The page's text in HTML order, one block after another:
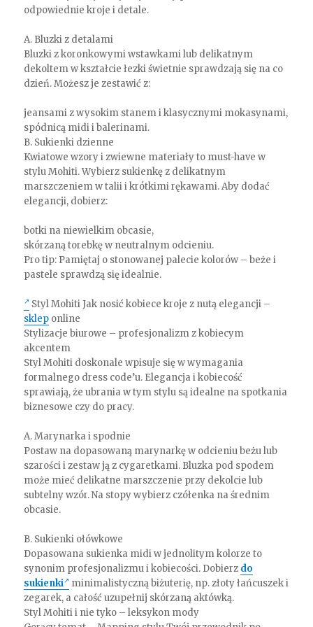
odpowiednie kroje i detale.
A. Bluzki z detalami
Bluzki z koronkowymi wstawkami lub delikatnym
dekoltem w kształcie łezki świetnie sprawdzają się na co
dzień. Możesz je zestawić z:
jeansami z wysokim stanem i klasycznymi mokasynami,
spódnicą midi i balerinami.
B. Sukienki dzienne
Kwiatowe wzory i zwiewne materiały to must-have w
stylu Mohiti. Wybierz sukienkę z delikatnym
marszczeniem w talii i krótkimi rękawami. Aby dodać
elegancji, dobierz:
botki na niewielkim obcasie,
skórzaną torebkę w neutralnym odcieniu.
Pro tip: Pamiętaj o stonowanej palecie kolorów – beże i
pastele sprawdzą się idealnie.
Styl Mohiti Jak nosić kobiece kroje z nutą elegancji –
sklep online
Stylizacje biurowe – profesjonalizm z kobiecym
akcentem
Styl Mohiti doskonale wpisuje się w wymagania
formalnego dress code’u. Elegancja i kobiecość
sprawiają, że ubrania w tym stylu są idealne na spotkania
biznesowe czy do pracy.
A. Marynarka i spodnie
Postaw na dopasowaną marynarkę w odcieniu beżu lub
szarości i zestaw ją z cygaretkami. Bluzka pod spodem
może mieć delikatne marszczenie przy dekolcie lub
subtelny wzór. Na stopy wybierz czółenka na średnim
obcasie.
B. Sukienki ołówkowe
Dopasowana sukienka midi w jednolitym kolorze to
synonim profesjonalizmu i kobiecości. Dobierz do
sukienki
minimalistyczną biżuterię, np. złoty łańcuszek i
zegarek, a całość uzupełnij skórzaną aktówką.
Styl Mohiti i nie tyko – leksykon mody